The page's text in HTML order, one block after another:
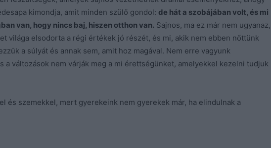
kimondja, amit minden szülő gondol: de hát a szobájában volt, és mi
van, hogy nincs baj, hiszen otthon van. Sajnos, ma ez már nem ugyanaz,
világa elsodorta a régi értékek jó részét, és mi, akik nem ebben nőttünk
a súlyát és annak sem, amit hoz magával. Nem erre vagyunk
a változások nem várják meg a mi érettségünket, amelyekkel kezelni tudjuk
és szemekkel, mert gyerekeink nem gyerekek már, ha elindulnak a